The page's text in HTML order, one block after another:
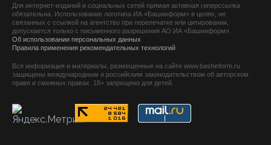
Для интернет-изданий и социальных сетей прямая активная гиперссылка
обязательна. Использование логотипа ИА «Башинформ» в целях, не
связанных с ссылкой на агентство при перепечатке или цитировании,
допускается только с письменного разрешения АО ИА «Башинформ».
Об использовании персональных данных
Правила применения рекомендательных технологий
Вся информация и материалы, размещенные на сайте www.bashinform.ru
защищены международным и российским законодательством об авторском
праве и смежных правах. 18+ запрещено для детей.